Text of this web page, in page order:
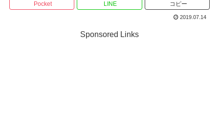
Pocket LINE コピー
2019.07.14
Sponsored Links